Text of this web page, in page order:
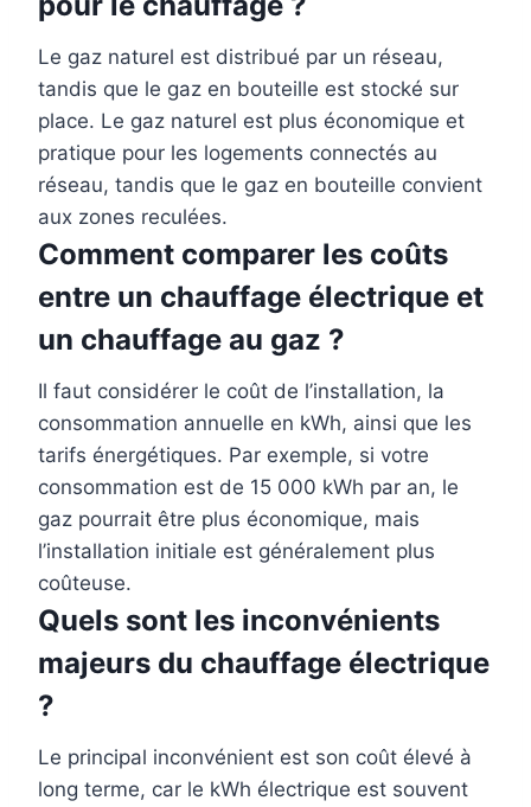
Le gaz naturel est distribué par un réseau,
tandis que le gaz en bouteille est stocké sur
place. Le gaz naturel est plus économique et
pratique pour les logements connectés au
réseau, tandis que le gaz en bouteille convient
aux zones reculées.
Comment comparer les coûts
entre un chauffage électrique et
un chauffage au gaz ?
Il faut considérer le coût de l’installation, la
consommation annuelle en kWh, ainsi que les
tarifs énergétiques. Par exemple, si votre
consommation est de 15 000 kWh par an, le
gaz pourrait être plus économique, mais
l’installation initiale est généralement plus
coûteuse.
Quels sont les inconvénients
majeurs du chauffage électrique
?
Le principal inconvénient est son coût élevé à
long terme, car le kWh électrique est souvent